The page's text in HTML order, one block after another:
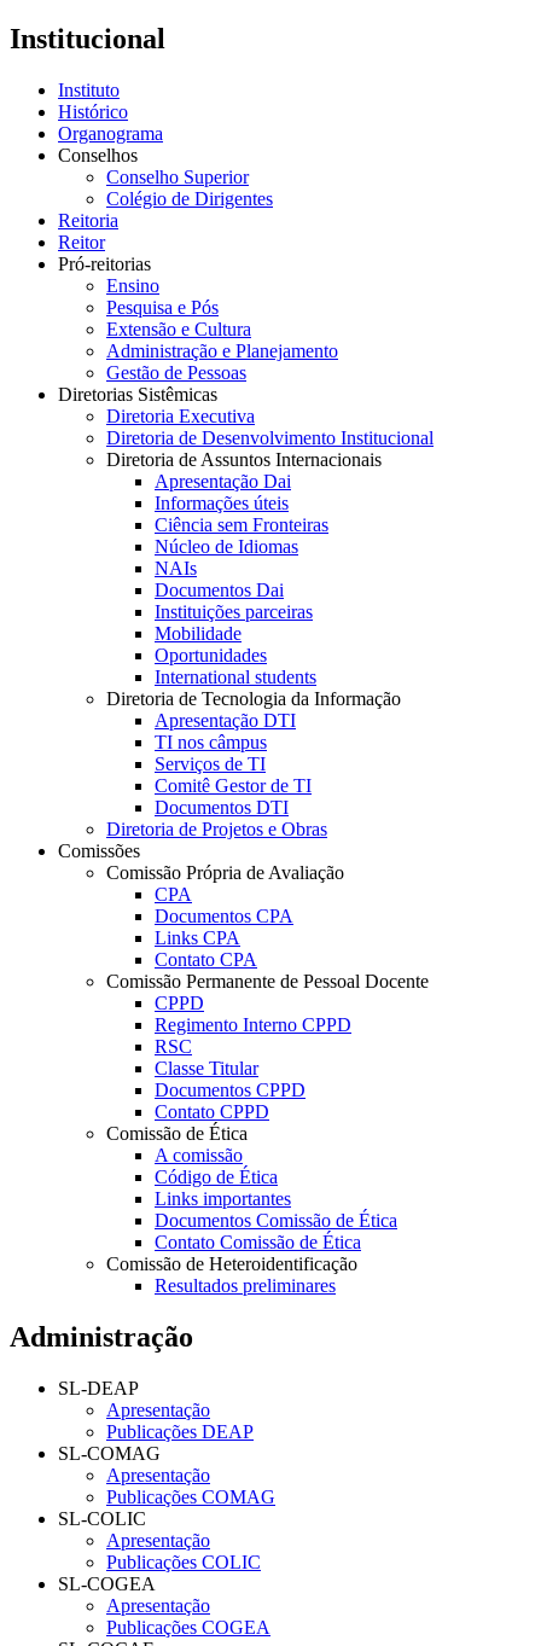
Institucional
Instituto
Histórico
Organograma
Conselhos
Conselho Superior
Colégio de Dirigentes
Reitoria
Reitor
Pró-reitorias
Ensino
Pesquisa e Pós
Extensão e Cultura
Administração e Planejamento
Gestão de Pessoas
Diretorias Sistêmicas
Diretoria Executiva
Diretoria de Desenvolvimento Institucional
Diretoria de Assuntos Internacionais
Apresentação Dai
Informações úteis
Ciência sem Fronteiras
Núcleo de Idiomas
NAIs
Documentos Dai
Instituições parceiras
Mobilidade
Oportunidades
International students
Diretoria de Tecnologia da Informação
Apresentação DTI
TI nos câmpus
Serviços de TI
Comitê Gestor de TI
Documentos DTI
Diretoria de Projetos e Obras
Comissões
Comissão Própria de Avaliação
CPA
Documentos CPA
Links CPA
Contato CPA
Comissão Permanente de Pessoal Docente
CPPD
Regimento Interno CPPD
RSC
Classe Titular
Documentos CPPD
Contato CPPD
Comissão de Ética
A comissão
Código de Ética
Links importantes
Documentos Comissão de Ética
Contato Comissão de Ética
Comissão de Heteroidentificação
Resultados preliminares
Administração
SL-DEAP
Apresentação
Publicações DEAP
SL-COMAG
Apresentação
Publicações COMAG
SL-COLIC
Apresentação
Publicações COLIC
SL-COGEA
Apresentação
Publicações COGEA